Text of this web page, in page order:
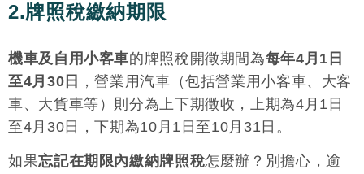
2.牌照稅繳納期限
機車及自用小客車的牌照稅開徵期間為每年4月1日
至4月30日
，營業用汽車（包括營業用小客車、大客
車、大貨車等）則分為上下期徵收，上期為4月1日
至4月30日，下期為10月1日至10月31日。
如果忘記在期限內繳納牌照稅怎麼辦？別擔心，逾